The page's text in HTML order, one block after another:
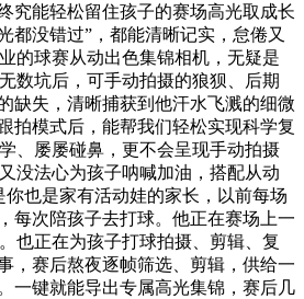
究能轻松留住孩子的赛场高光取成长
都没错过”，都能清晰记实，怠倦又
的球赛从动出色集锦相机，无疑是
数坑后，可手动拍摄的狼狈、后期
缺失，清晰捕获到他汗水飞溅的细微
拍模式后，能帮我们轻松实现科学复
、屡屡碰鼻，更不会呈现手动拍摄
没法心为孩子呐喊加油，搭配从动
也是家有活动娃的家长，以前每场
每次陪孩子去打球。他正在赛场上一
也正在为孩子打球拍摄、剪辑、复
，赛后熬夜逐帧筛选、剪辑，供给一
一键就能导出专属高光集锦，赛后几